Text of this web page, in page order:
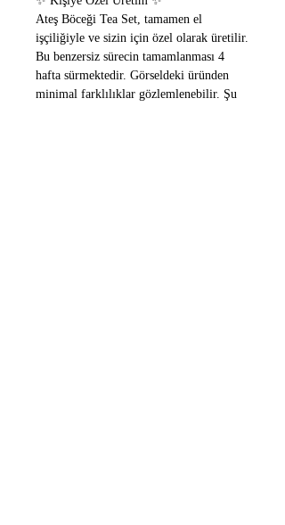
Ateş Böceği Tea Set, tamamen el
işçiliğiyle ve sizin için özel olarak üretilir.
Bu benzersiz sürecin tamamlanması 4
hafta sürmektedir. Görseldeki üründen
minimal farklılıklar gözlemlenebilir. Şu